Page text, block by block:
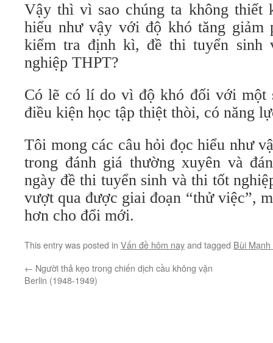
Vậy thì vì sao chúng ta không thiết
hiểu như vậy với độ khó tăng giảm
kiểm tra định kì, đề thi tuyển sinh
nghiệp THPT?
Có lẽ có lí do vì độ khó đối với một
điều kiện học tập thiệt thòi, có năng
Tôi mong các câu hỏi đọc hiểu như
trong đánh giá thường xuyên và
ngày đề thi tuyển sinh và thi tốt
vượt qua được giai đoạn “thử việc”,
hơn cho đổi mới.
This entry was posted in Vấn đề hôm nayand tagged Bùi
← Người thả kẹo trong chiến dịch cầu không vận
Berlin (1948-1949)